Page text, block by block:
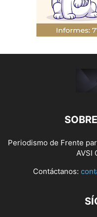
Periodismo de Frente
AVSI
Contáctanos: